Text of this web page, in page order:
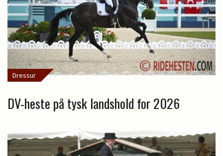
Dressur
DV-heste på tysk landshold for 2026